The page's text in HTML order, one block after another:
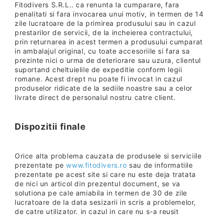
Fitodivers S.R.L.. ca renunta la cumparare, fara
penalitati si fara invocarea unui motiv, in termen de 14
zile lucratoare de la primirea produsului sau in cazul
prestarilor de servicii, de la incheierea contractului,
prin returnarea in acest termen a produsului cumparat
in ambalajul original, cu toate accesoriile si fara sa
prezinte nici o urma de deteriorare sau uzura, clientul
suportand cheltuielile de expeditie conform legii
romane. Acest drept nu poate fi invocat in cazul
produselor ridicate de la sediile noastre sau a celor
livrate direct de personalul nostru catre client.
Dispozitii finale
Orice alta problema cauzata de produsele si serviciile
prezentate pewww.fitodivers.ro sau de informatiile
prezentate pe acest site si care nu este deja tratata
de nici un articol din prezentul document, se va
solutiona pe cale amiabila in termen de 30 de zile
lucratoare de la data sesizarii in scris a problemelor,
de catre utilizator. in cazul in care nu s-a reusit